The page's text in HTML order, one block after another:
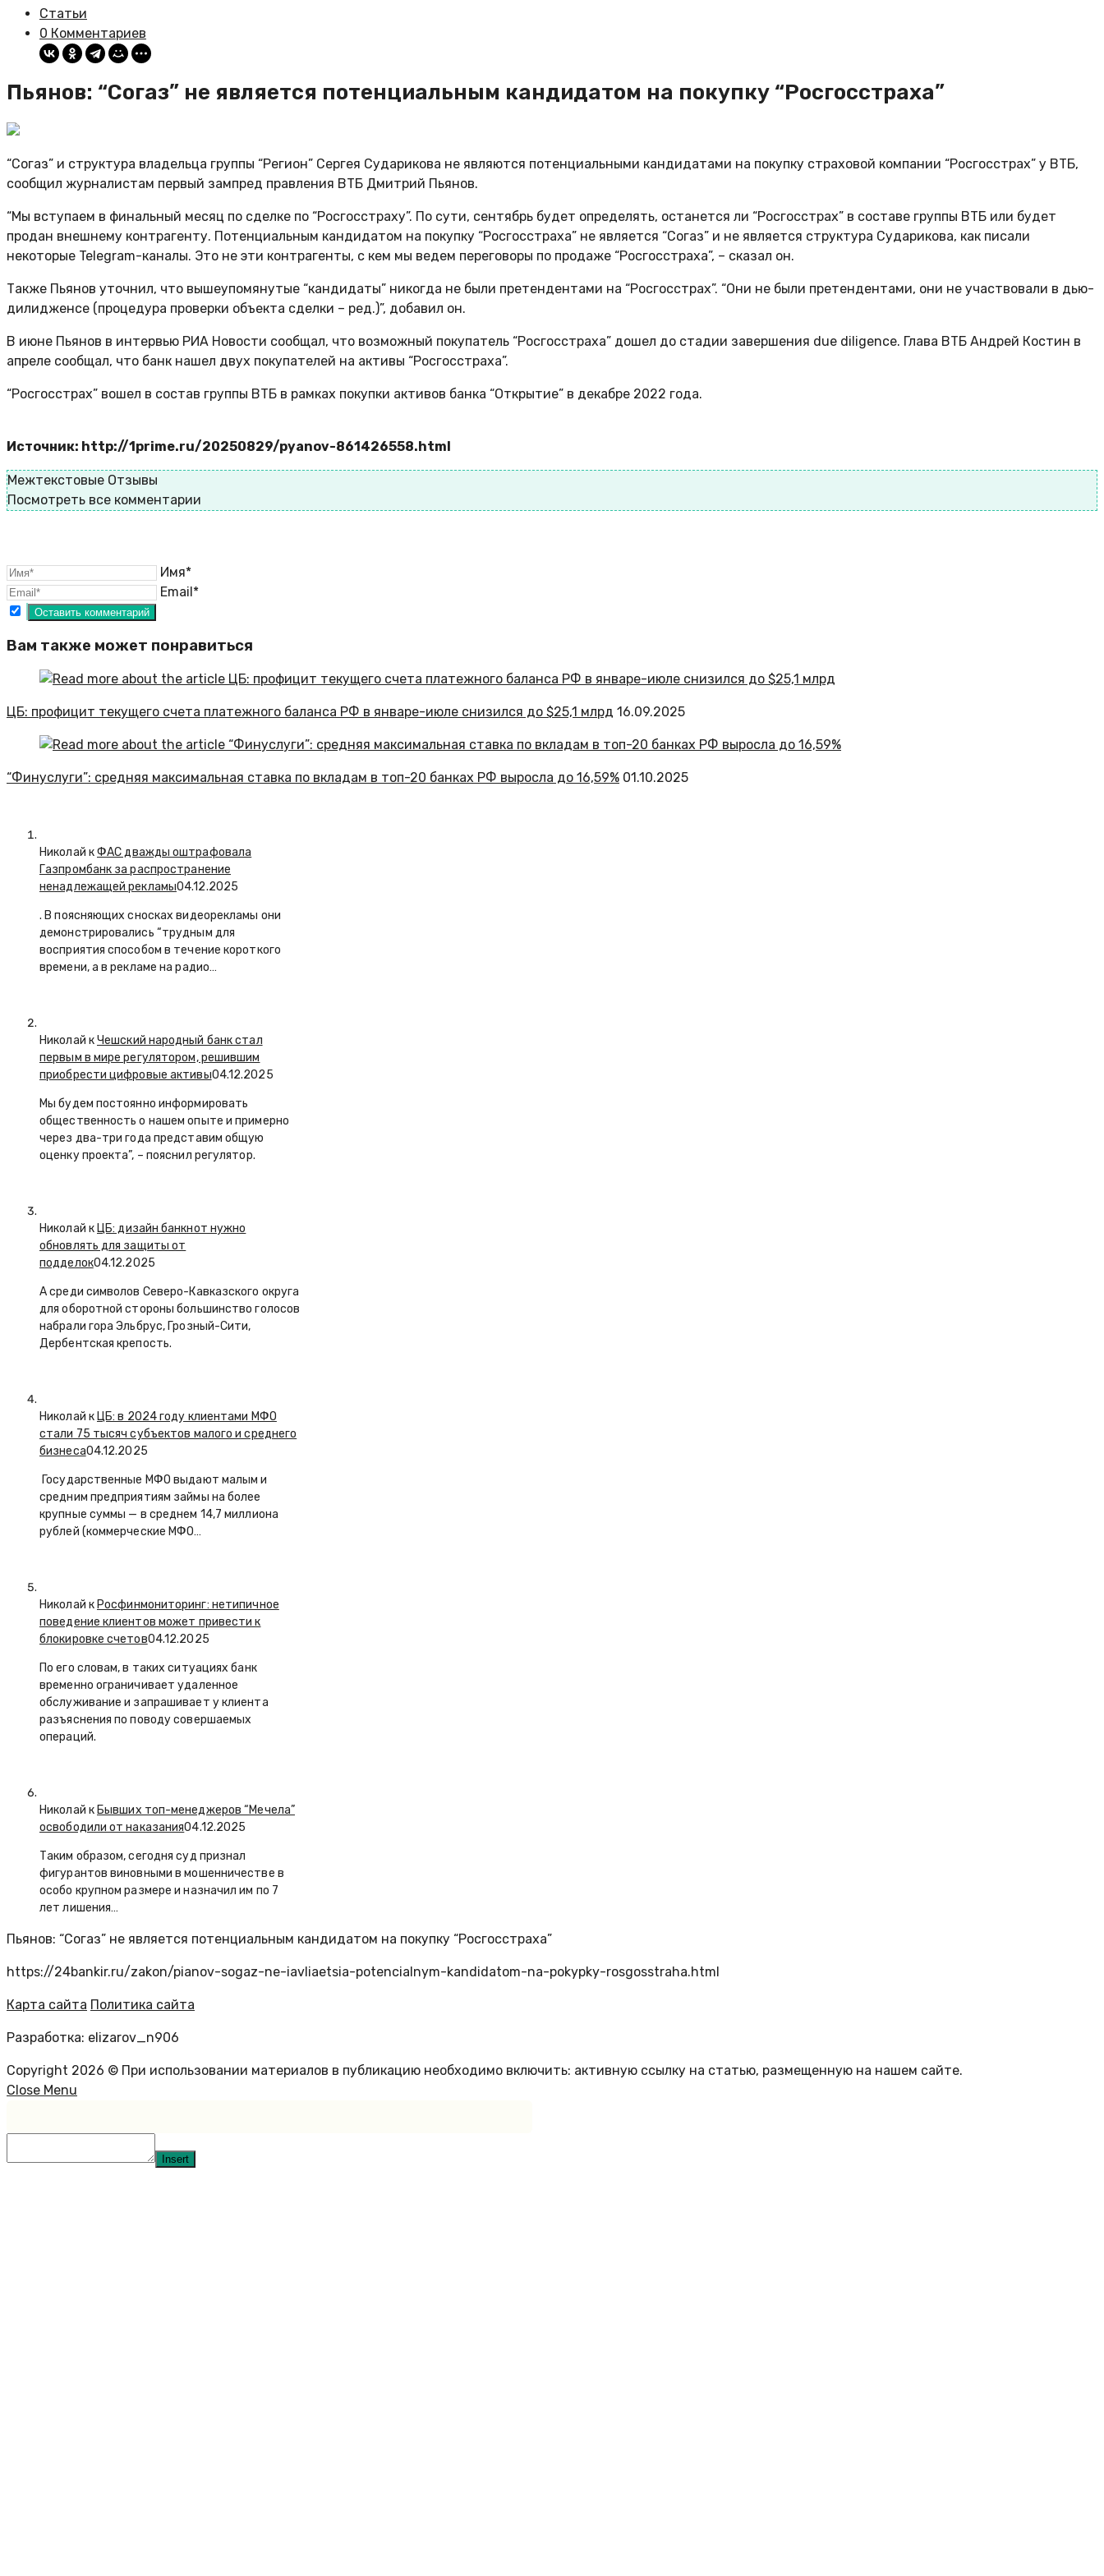
Статьи
0 Комментариев
Пьянов: “Согаз” не является потенциальным кандидатом на покупку “Росгосстраха”
“Согаз” и структура владельца группы “Регион” Сергея Сударикова не являются потенциальными кандидатами на покупку страховой компании “Росгосстрах” у ВТБ,
сообщил журналистам первый зампред правления ВТБ Дмитрий Пьянов.
“Мы вступаем в финальный месяц по сделке по “Росгосстраху”. По сути, сентябрь будет определять, останется ли “Росгосстрах” в составе группы ВТБ или будет
продан внешнему контрагенту. Потенциальным кандидатом на покупку “Росгосстраха” не является “Согаз” и не является структура Сударикова, как писали
некоторые Telegram-каналы. Это не эти контрагенты, с кем мы ведем переговоры по продаже “Росгосстраха”, – сказал он.
Также Пьянов уточнил, что вышеупомянутые “кандидаты” никогда не были претендентами на “Росгосстрах”. “Они не были претендентами, они не участвовали в дью-
дилидженсе (процедура проверки объекта сделки – ред.)”, добавил он.
В июне Пьянов в интервью РИА Новости сообщал, что возможный покупатель “Росгосстраха” дошел до стадии завершения due diligence. Глава ВТБ Андрей Костин в
апреле сообщал, что банк нашел двух покупателей на активы “Росгосстраха”.
“Росгосстрах” вошел в состав группы ВТБ в рамках покупки активов банка “Открытие” в декабре 2022 года.
Источник: http://1prime.ru/20250829/pyanov-861426558.html
Межтекстовые Отзывы
Посмотреть все комментарии
Имя*
Email*
Вам также может понравиться
ЦБ: профицит текущего счета платежного баланса РФ в январе-июле снизился до $25,1 млрд 16.09.2025
“Финуслуги”: средняя максимальная ставка по вкладам в топ-20 банках РФ выросла до 16,59% 01.10.2025
Николай кФАС дважды оштрафовала
Газпромбанк за распространение
ненадлежащей рекламы04.12.2025
. В поясняющих сносках видеорекламы они
демонстрировались “трудным для
восприятия способом в течение короткого
времени, а в рекламе на радио…
Николай кЧешский народный банк стал
первым в мире регулятором, решившим
приобрести цифровые активы04.12.2025
Мы будем постоянно информировать
общественность о нашем опыте и примерно
через два-три года представим общую
оценку проекта”, – пояснил регулятор.
Николай к ЦБ: дизайн банкнот нужно
обновлять для защиты от
подделок04.12.2025
А среди символов Северо-Кавказского округа
для оборотной стороны большинство голосов
набрали гора Эльбрус, Грозный-Сити,
Дербентская крепость.
Николай к ЦБ: в 2024 году клиентами МФО
стали 75 тысяч субъектов малого и среднего
бизнеса04.12.2025
Государственные МФО выдают малым и
средним предприятиям займы на более
крупные суммы — в среднем 14,7 миллиона
рублей (коммерческие МФО…
Николай к Росфинмониторинг: нетипичное
поведение клиентов может привести к
блокировке счетов04.12.2025
По его словам, в таких ситуациях банк
временно ограничивает удаленное
обслуживание и запрашивает у клиента
разъяснения по поводу совершаемых
операций.
Николай к Бывших топ-менеджеров “Мечела”
освободили от наказания04.12.2025
Таким образом, сегодня суд признал
фигурантов виновными в мошенничестве в
особо крупном размере и назначил им по 7
лет лишения…
Пьянов: “Согаз” не является потенциальным кандидатом на покупку “Росгосстраха”
https://24bankir.ru/zakon/pianov-sogaz-ne-iavliaetsia-potencialnym-kandidatom-na-pokypky-rosgosstraha.html
Карта сайта Политика сайта
Разработка: elizarov_n906
Copyright 2026 © При использовании материалов в публикацию необходимо включить: активную ссылку на статью, размещенную на нашем сайте.
Close Menu
Insert